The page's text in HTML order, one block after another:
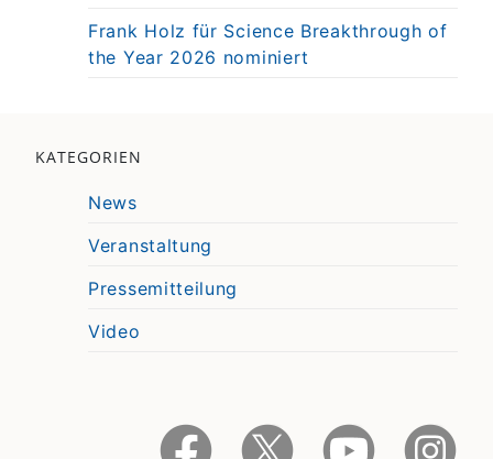
Frank Holz für Science Breakthrough of
the Year 2026 nominiert
KATEGORIEN
News
Veranstaltung
Pressemitteilung
Video